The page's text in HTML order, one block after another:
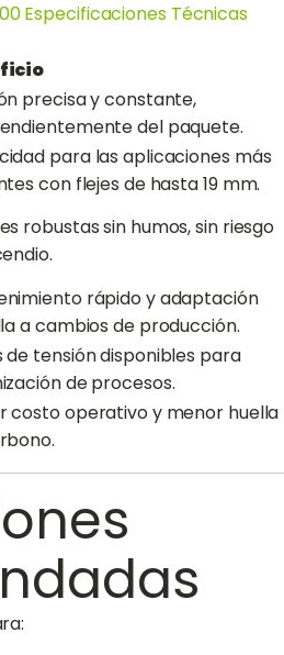
Especificaciones Técnicas
precisa y constante,
del paquete.
para las aplicaciones más
con flejes de hasta 19 mm.
robustas sin humos, sin riesgo
rápido y adaptación
a cambios de producción.
de tensión disponibles para
de procesos.
costo operativo y menor huella